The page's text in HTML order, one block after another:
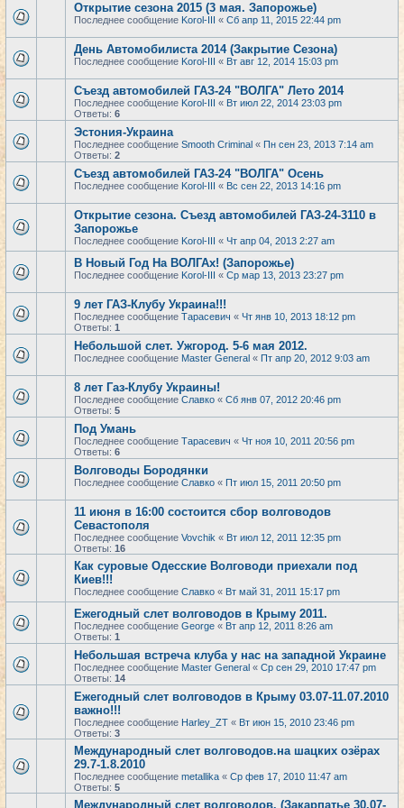
Открытие сезона 2015 (3 мая. Запорожье)
Последнее сообщение Korol-III « Сб апр 11, 2015 22:44 pm
День Автомобилиста 2014 (Закрытие Сезона)
Последнее сообщение Korol-III « Вт авг 12, 2014 15:03 pm
Съезд автомобилей ГАЗ-24 "ВОЛГА" Лето 2014
Последнее сообщение Korol-III « Вт июл 22, 2014 23:03 pm
Ответы: 6
Эстония-Украина
Последнее сообщение Smooth Criminal « Пн сен 23, 2013 7:14 am
Ответы: 2
Съезд автомобилей ГАЗ-24 "ВОЛГА" Осень
Последнее сообщение Korol-III « Вс сен 22, 2013 14:16 pm
Открытие сезона. Съезд автомобилей ГАЗ-24-3110 в
Запорожье
Последнее сообщение Korol-III « Чт апр 04, 2013 2:27 am
В Новый Год На ВОЛГАх! (Запорожье)
Последнее сообщение Korol-III « Ср мар 13, 2013 23:27 pm
9 лет ГАЗ-Клубу Украина!!!
Последнее сообщение Тарасевич « Чт янв 10, 2013 18:12 pm
Ответы: 1
Небольшой слет. Ужгород. 5-6 мая 2012.
Последнее сообщение Master General « Пт апр 20, 2012 9:03 am
8 лет Газ-Клубу Украины!
Последнее сообщение Славко « Сб янв 07, 2012 20:46 pm
Ответы: 5
Под Умань
Последнее сообщение Тарасевич « Чт ноя 10, 2011 20:56 pm
Ответы: 6
Волговоды Бородянки
Последнее сообщение Славко « Пт июл 15, 2011 20:50 pm
11 июня в 16:00 состоится сбор волговодов
Севастополя
Последнее сообщение Vovchik « Вт июл 12, 2011 12:35 pm
Ответы: 16
Как суровые Одесские Волговоди приехали под
Киев!!!
Последнее сообщение Славко « Вт май 31, 2011 15:17 pm
Ежегодный слет волговодов в Крыму 2011.
Последнее сообщение George « Вт апр 12, 2011 8:26 am
Ответы: 1
Небольшая встреча клуба у нас на западной Украине
Последнее сообщение Master General « Ср сен 29, 2010 17:47 pm
Ответы: 14
Ежегодный слет волговодов в Крыму 03.07-11.07.2010
важно!!!
Последнее сообщение Harley_ZT « Вт июн 15, 2010 23:46 pm
Ответы: 3
Международный слет волговодов.на шацких озёрах
29.7-1.8.2010
Последнее сообщение metallika « Ср фев 17, 2010 11:47 am
Ответы: 5
Международный слет волговодов. (Закарпатье 30.07-